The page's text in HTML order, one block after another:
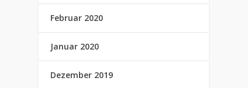
Februar 2020
Januar 2020
Dezember 2019